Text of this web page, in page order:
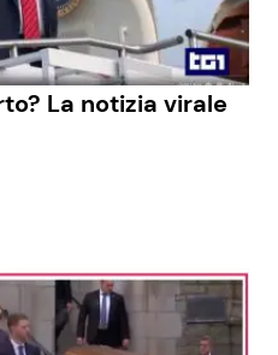
Cucina e Ricette
Le Ricette in TV
La notizia virale